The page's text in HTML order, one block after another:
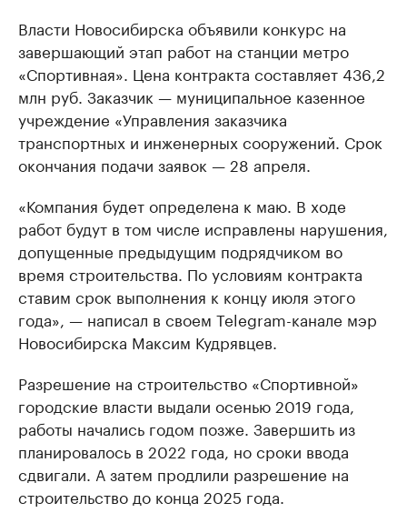
Власти Новосибирска объявили конкурс на
завершающий этап работ на станции метро
«Спортивная». Цена контракта составляет 436,2
млн руб. Заказчик — муниципальное казенное
учреждение «Управления заказчика
транспортных и инженерных сооружений. Срок
окончания подачи заявок — 28 апреля.
«Компания будет определена к маю. В ходе
работ будут в том числе исправлены нарушения,
допущенные предыдущим подрядчиком во
время строительства. По условиям контракта
ставим срок выполнения к концу июля этого
года», — написал в своем Telegram-канале мэр
Новосибирска Максим Кудрявцев.
Разрешение на строительство «Спортивной»
городские власти выдали осенью 2019 года,
работы начались годом позже. Завершить из
планировалось в 2022 года, но сроки ввода
сдвигали. А затем продлили разрешение на
строительство до конца 2025 года.